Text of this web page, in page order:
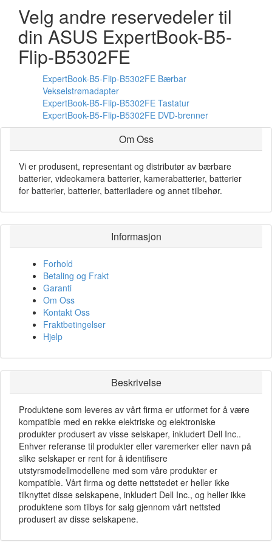
Velg andre reservedeler til
din ASUS ExpertBook-B5-
Flip-B5302FE
ExpertBook-B5-Flip-B5302FE Bærbar
Vekselstrømadapter
ExpertBook-B5-Flip-B5302FE Tastatur
ExpertBook-B5-Flip-B5302FE DVD-brenner
Om Oss
Vi er produsent, representant og distributør av bærbare
batterier, videokamera batterier, kamerabatterier, batterier
for batterier, batterier, batteriladere og annet tilbehør.
Informasjon
Forhold
Betaling og Frakt
Garanti
Om Oss
Kontakt Oss
Fraktbetingelser
Hjelp
Beskrivelse
Produktene som leveres av vårt firma er utformet for å være
kompatible med en rekke elektriske og elektroniske
produkter produsert av visse selskaper, inkludert Dell Inc..
Enhver referanse til produkter eller varemerker eller navn på
slike selskaper er rent for å identifisere
utstyrsmodellmodellene med som våre produkter er
kompatible. Vårt firma og dette nettstedet er heller ikke
tilknyttet disse selskapene, inkludert Dell Inc., og heller ikke
produktene som tilbys for salg gjennom vårt nettsted
produsert av disse selskapene.